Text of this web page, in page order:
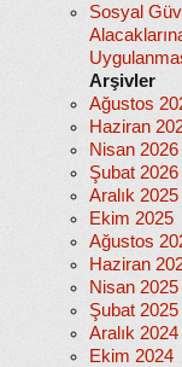
Sosyal
Arşivler
Ağustos
Haziran
Nisan 2026
Şubat 2026
Aralık 2025
Ekim 2025
Ağustos
Haziran
Nisan 2025
Şubat 2025
Aralık 2024
Ekim 2024